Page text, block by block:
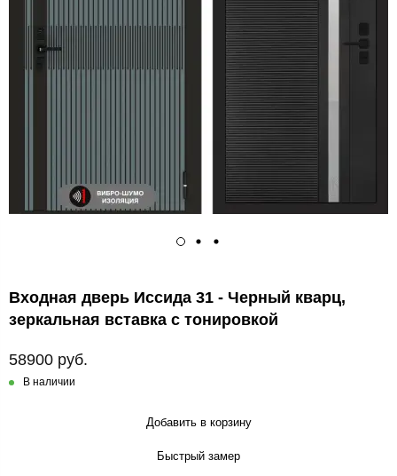
Входная дверь Иссида 31 - Черный кварц,
зеркальная вставка с тонировкой
58900 руб.
В наличии
Добавить в корзину
Быстрый замер